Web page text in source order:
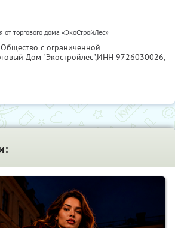
от торгового дома «ЭкоСтройЛес»
Общество с ограниченной
Дом "Экостройлес",ИНН 9726030026,